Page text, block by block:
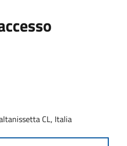
CL, Italia